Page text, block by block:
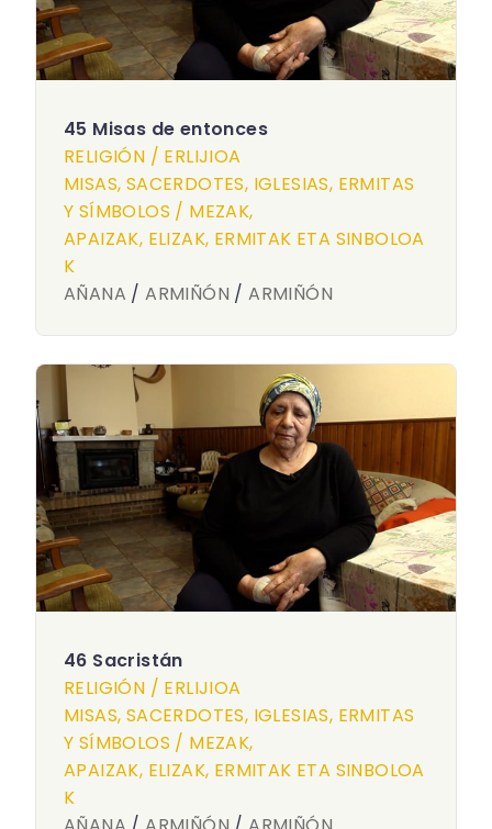
45 Misas de entonces
RELIGIÓN / ERLIJIOA
MISAS, SACERDOTES, IGLESIAS, ERMITAS
Y SÍMBOLOS / MEZAK,
APAIZAK, ELIZAK, ERMITAK ETA SINBOLOA
K
AÑANA /ARMIÑÓN /ARMIÑÓN
46 Sacristán
RELIGIÓN / ERLIJIOA
MISAS, SACERDOTES, IGLESIAS, ERMITAS
Y SÍMBOLOS / MEZAK,
APAIZAK, ELIZAK, ERMITAK ETA SINBOLOA
K